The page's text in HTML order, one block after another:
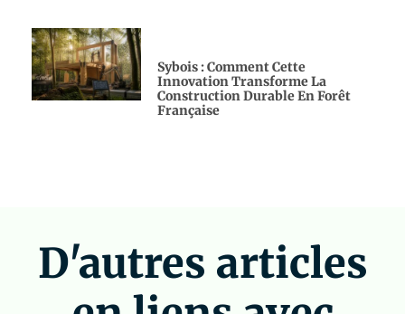
Sybois : Comment Cette
Innovation Transforme La
Construction Durable En Forêt
Française
D'autres articles